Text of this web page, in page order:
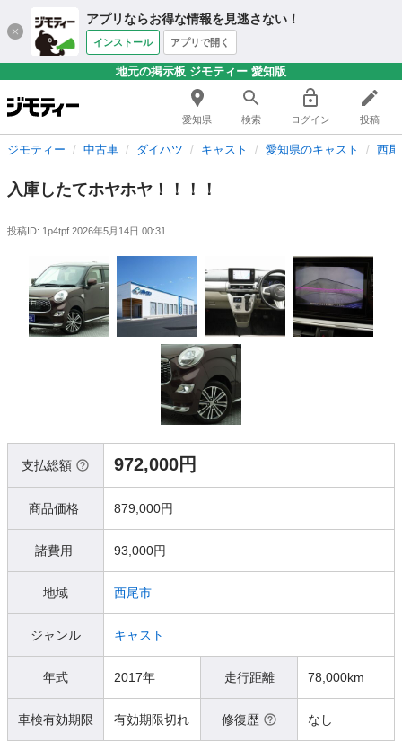
アプリならお得な情報を見逃さない！
インストール アプリで開く
地元の掲示板 ジモティー 愛知版
愛知県 検索 ログイン 投稿
ジモティー 中古車 ダイハツ キャスト 愛知県のキャスト 西
入庫したてホヤホヤ！！！！
投稿ID: 1p4tpf 2026年5月14日 00:31
支払総額 972,000円
商品価格 879,000円
諸費用 93,000円
地域 西尾市
ジャンル キャスト
年式 2017年 走行距離 78,000km
車検有効期限 有効期限切れ 修復歴 なし